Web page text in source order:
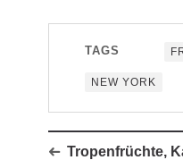
TAGS
NEW YORK
Tropenfrüchte,